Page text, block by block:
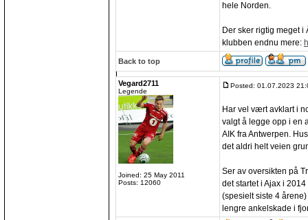
hele Norden.
Der sker rigtig meget i
klubben endnu mere:
Back to top
Vegard2711
Legende
Joined: 25 May 2011
Posts: 12060
Posted: 01.07.2023
Har vel vært avklart i
valgt å legge opp i en
AIK fra Antwerpen.
det aldri helt veien
Ser av oversikten på
det startet i Ajax i
(spesielt siste 4
lengre ankelskade i